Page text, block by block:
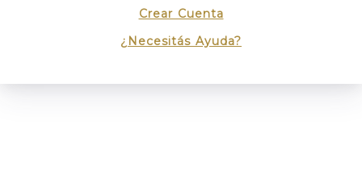
Crear Cuenta
¿Necesitás Ayuda?